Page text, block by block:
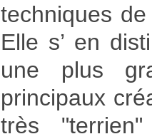
techniques
Elle s’ en
une plus
principaux
très